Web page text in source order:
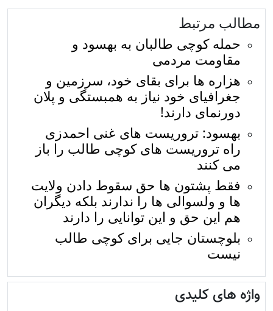
مطالب مرتبط
حمله کوچی طالبان به بهسود و
مقاومت مردمی
هزاره ها برای بقای خود، سرزمین و
جغرافیای خود نیاز به همبستگی و پلان
دورنمای دارند!
بهسود: تروریست های غنی احمدزی
راه تروریست های کوچی طالب را باز
می کنند
فقط پشتون ها حق سقوط دادن ولایت
ها و ولسوالی ها را ندارند بلکه دیگران
هم این حق و این توانایی را دارند
بلوچستان جایی برای کوچی طالب
نیست
واژه های کلیدی